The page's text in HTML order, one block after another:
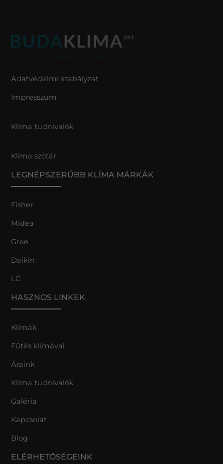
Adatvédelmi szabályzat
Impresszum
Klíma tudnivalók
Klíma szótár
LEGNÉPSZERŰBB KLÍMA MÁRKÁK
Fisher
Midea
Gree
Daikin
LG
HASZNOS LINKEK
Klímák
Fűtés klímával
Áraink
Klíma tudnivalók
Galéria
Kapcsolat
Blog
ELÉRHETŐSÉGEINK